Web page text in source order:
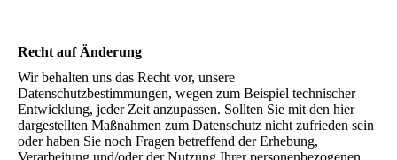
Recht auf Änderung
Wir behalten uns das Recht vor, unsere
Datenschutzbestimmungen, wegen zum Beispiel technischer
Entwicklung, jeder Zeit anzupassen. Sollten Sie mit den hier
dargestellten Maßnahmen zum Datenschutz nicht zufrieden sein
oder haben Sie noch Fragen betreffend der Erhebung,
Verarbeitung und/oder der Nutzung Ihrer personenbezogenen